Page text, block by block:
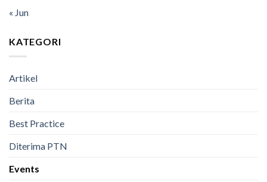
« Jun
KATEGORI
Artikel
Berita
Best Practice
Diterima PTN
Events